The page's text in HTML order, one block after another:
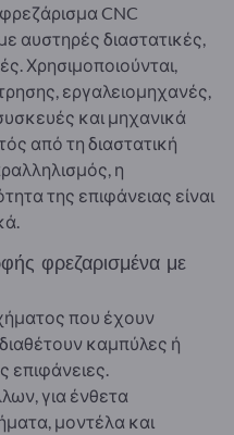
CNC
αυστηρές διαστατικές,
Χρησιμοποιούνται,
εργαλειομηχανές,
και μηχανικά
από τη διαστατική
η
της επιφάνειας είναι
φρεζαρισμένα με
που έχουν
καμπύλες ή
επιφάνειες.
για ένθετα
μοντέλα και